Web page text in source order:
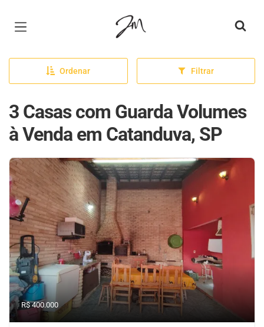
Página inicial
Ordenar Filtrar
3 Casas com Guarda Volumes
à Venda em Catanduva, SP
R$ 400.000